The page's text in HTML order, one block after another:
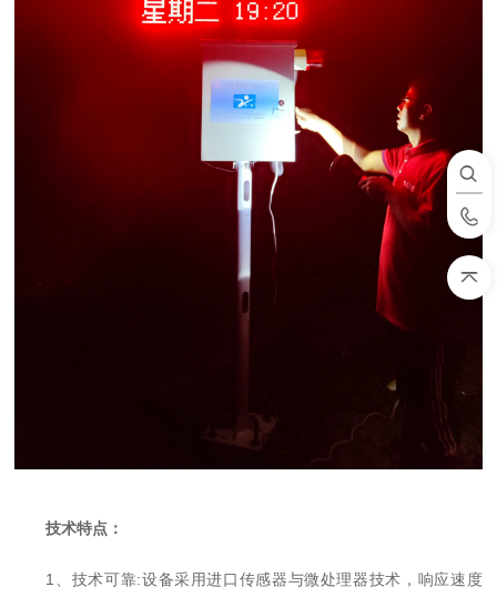
技术特点：
1、技术可靠:设备采用进口传感器与微处理器技术，响应速度